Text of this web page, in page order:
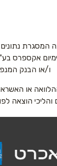
המסגרת
אקספרס
ו/או הבנק
או
והליכי הוצאה